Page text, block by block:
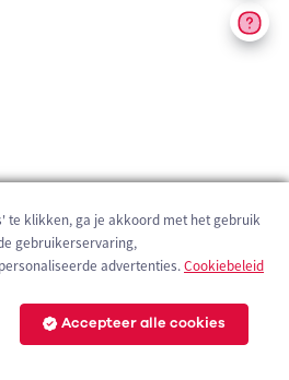
te klikken, ga je akkoord met het gebruik
gebruikerservaring,
advertenties.Cookiebeleid
Accepteer alle cookies